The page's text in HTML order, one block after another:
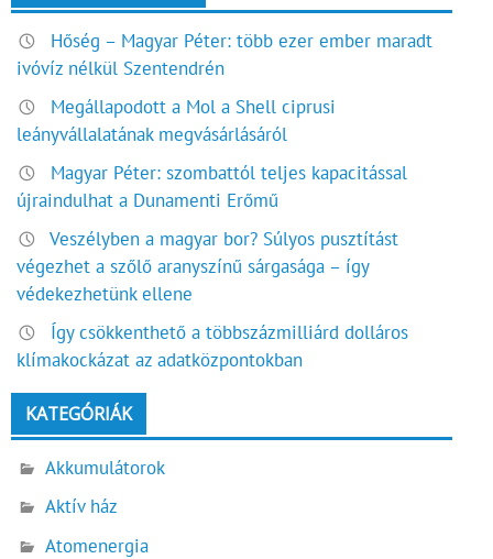
Hőség – Magyar Péter: több ezer ember maradt
ivóvíz nélkül Szentendrén
Megállapodott a Mol a Shell ciprusi
leányvállalatának megvásárlásáról
Magyar Péter: szombattól teljes kapacitással
újraindulhat a Dunamenti Erőmű
Veszélyben a magyar bor? Súlyos pusztítást
végezhet a szőlő aranyszínű sárgasága – így
védekezhetünk ellene
Így csökkenthető a többszázmilliárd dolláros
klímakockázat az adatközpontokban
KATEGÓRIÁK
Akkumulátorok
Aktív ház
Atomenergia